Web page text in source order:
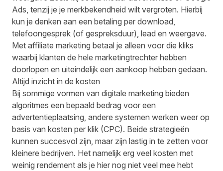
Ads, tenzij je je merkbekendheid wilt vergroten. Hierbij
kun je denken aan een betaling per download,
telefoongesprek (of gespreksduur), lead en weergave.
Met affiliate marketing betaal je alleen voor die kliks
waarbij klanten de hele marketingtrechter hebben
doorlopen en uiteindelijk een aankoop hebben gedaan.
Altijd inzicht in de kosten
Bij sommige vormen van digitale marketing bieden
algoritmes een bepaald bedrag voor een
advertentieplaatsing, andere systemen werken weer op
basis van kosten per klik (CPC). Beide strategieën
kunnen succesvol zijn, maar zijn lastig in te zetten voor
kleinere bedrijven. Het namelijk erg veel kosten met
weinig rendement als je hier nog niet veel mee hebt